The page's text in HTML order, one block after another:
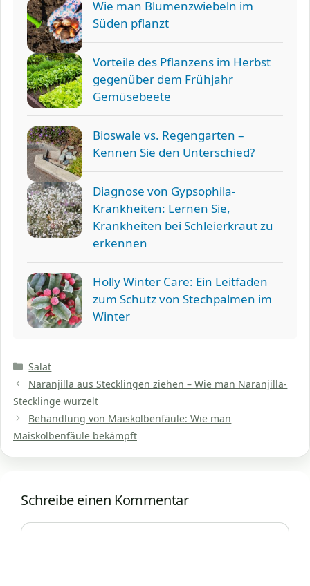
Wie man Blumenzwiebeln im
Süden pflanzt
Vorteile des Pflanzens im Herbst
gegenüber dem Frühjahr
Gemüsebeete
Bioswale vs. Regengarten –
Kennen Sie den Unterschied?
Diagnose von Gypsophila-
Krankheiten: Lernen Sie,
Krankheiten bei Schleierkraut zu
erkennen
Holly Winter Care: Ein Leitfaden
zum Schutz von Stechpalmen im
Winter
Kategorien
Salat
Naranjilla aus Stecklingen ziehen – Wie man Naranjilla-
Stecklinge wurzelt
Behandlung von Maiskolbenfäule: Wie man
Maiskolbenfäule bekämpft
Schreibe einen Kommentar
Kommentar